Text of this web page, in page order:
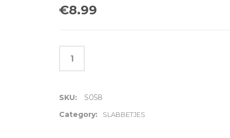
€8.99
SKU:
S058
Category:
SLABBETJES